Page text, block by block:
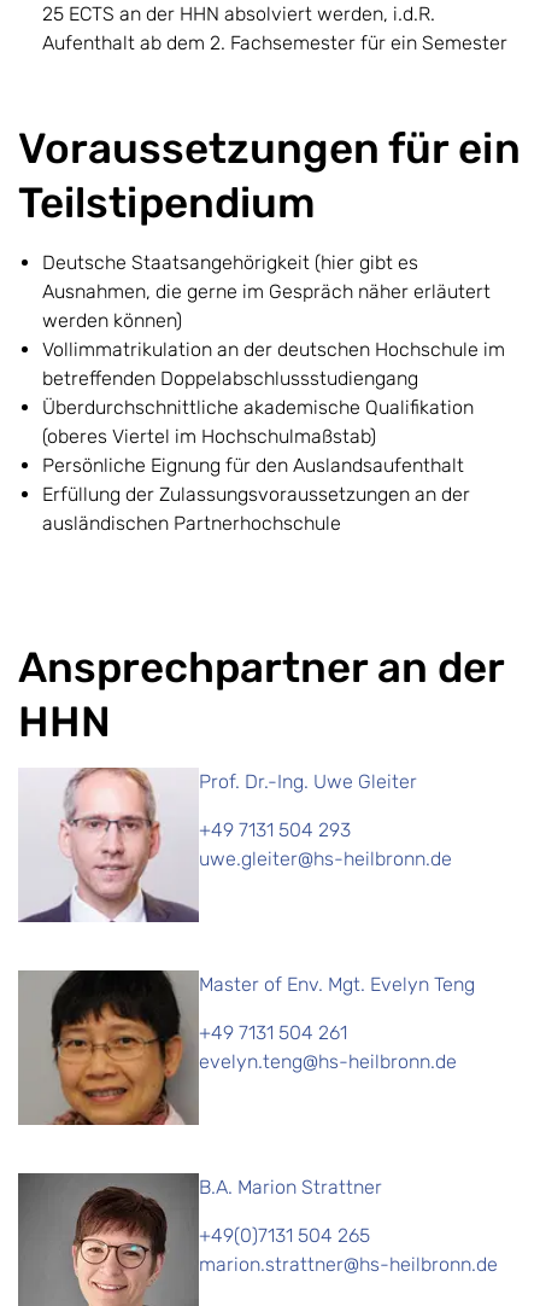
25 ECTS an der HHN absolviert werden, i.d.R.
Aufenthalt ab dem 2. Fachsemester für ein Semester
Voraussetzungen für ein
Teilstipendium
Deutsche Staatsangehörigkeit (hier gibt es
Ausnahmen, die gerne im Gespräch näher erläutert
werden können)
Vollimmatrikulation an der deutschen Hochschule im
betreffenden Doppelabschlussstudiengang
Überdurchschnittliche akademische Qualifikation
(oberes Viertel im Hochschulmaßstab)
Persönliche Eignung für den Auslandsaufenthalt
Erfüllung der Zulassungsvoraussetzungen an der
ausländischen Partnerhochschule
Ansprechpartner an der
HHN
Prof. Dr.-Ing. Uwe Gleiter
+49 7131 504 293
uwe.gleiter@hs-heilbronn.de
Master of Env. Mgt. Evelyn Teng
+49 7131 504 261
evelyn.teng@hs-heilbronn.de
B.A. Marion Strattner
+49(0)7131 504 265
marion.strattner@hs-heilbronn.de